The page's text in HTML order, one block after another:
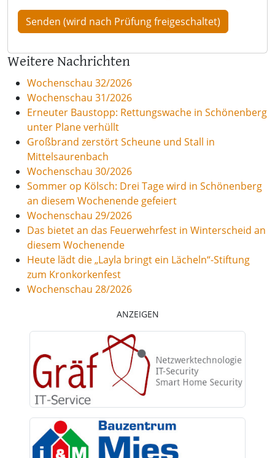
Weitere Nachrichten
Wochenschau 32/2026
Wochenschau 31/2026
Erneuter Baustopp: Rettungswache in Schönenberg
unter Plane verhüllt
Großbrand zerstört Scheune und Stall in
Mittelsaurenbach
Wochenschau 30/2026
Sommer op Kölsch: Drei Tage wird in Schönenberg
an diesem Wochenende gefeiert
Wochenschau 29/2026
Das bietet an das Feuerwehrfest in Winterscheid an
diesem Wochenende
Heute lädt die „Layla bringt ein Lächeln“-Stiftung
zum Kronkorkenfest
Wochenschau 28/2026
ANZEIGEN